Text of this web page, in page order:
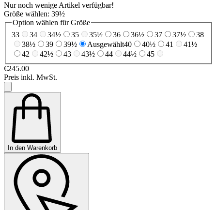
Nur noch wenige Artikel verfügbar!
Größe wählen: 39½
Option wählen für Größe
33
34 34½ 35 35½ 36 36½ 37 37½
38
38½
39 39½ Ausgewählt40 40½ 41
41½
42
42½ 43 43½ 44 44½
45
€245.00
Preis inkl. MwSt.
In den Warenkorb